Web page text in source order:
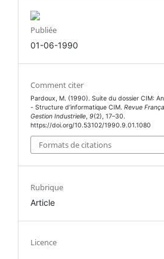
Publiée
01-06-1990
Comment citer
Pardoux, M. (1990). Suite du dossier CIM:
- Structure d’informatique CIM.Revue
Gestion Industrielle,9(2), 17–30.
https://doi.org/10.53102/1990.9.01.1080
Formats de citations
Rubrique
Article
Licence